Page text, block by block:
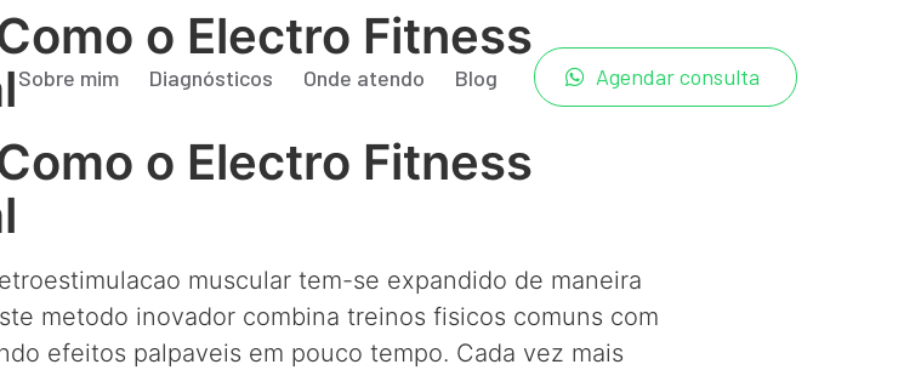
Sobre mim Diagnósticos Onde atendo Blog Agendar consulta
o Electro Fitness
o Electro Fitness
muscular tem-se expandido de maneira
metodo inovador combina treinos fisicos comuns com
efeitos palpaveis em pouco tempo. Cada vez mais